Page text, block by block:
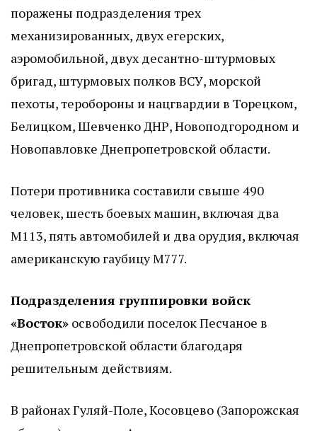
поражены подразделения трех
механизированных, двух егерских,
аэромобильной, двух десантно-штурмовых
бригад, штурмовых полков ВСУ, морской
пехоты, теробороны и нацгвардии в Торецком,
Белицком, Шевченко ДНР, Новоподгородном и
Новопавловке Днепропетровской области.
Потери противника составили свыше 490
человек, шесть боевых машин, включая два
М113, пять автомобилей и два орудия, включая
американскую гаубицу М777.
Подразделения группировки войск
«Восток» освободили поселок Песчаное в
Днепропетровской области благодаря
решительным действиям.
В районах Гуляй-Поле, Косовцево (Запорожская